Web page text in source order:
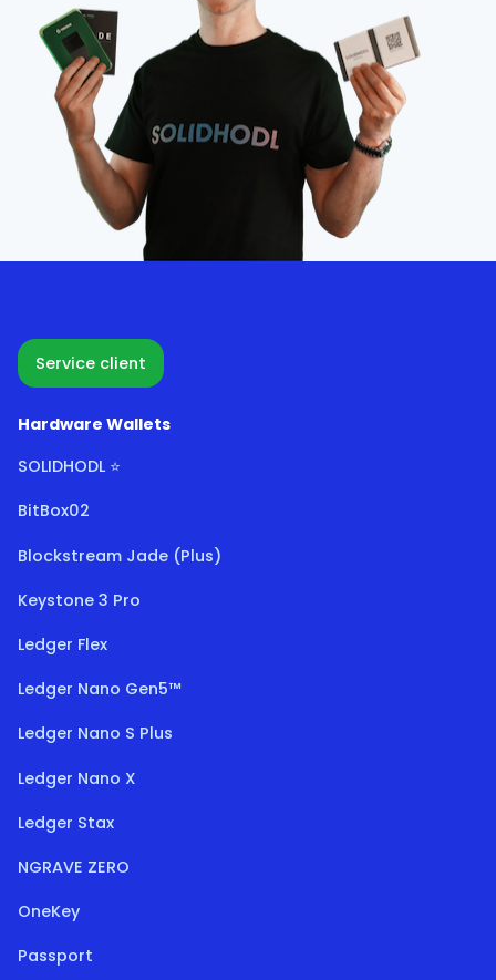
Service client
Hardware Wallets
SOLIDHODL ⭐
BitBox02
Blockstream Jade (Plus)
Keystone 3 Pro
Ledger Flex
Ledger Nano Gen5™
Ledger Nano S Plus
Ledger Nano X
Ledger Stax
NGRAVE ZERO
OneKey
Passport